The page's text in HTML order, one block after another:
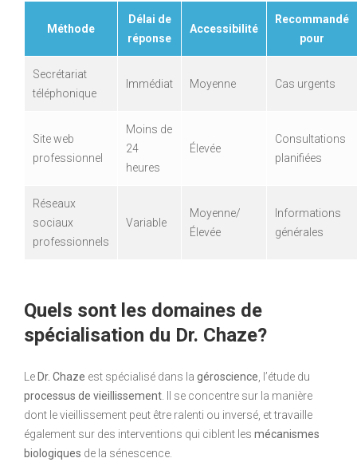
Méthode
Délai de
réponse
Accessibilité
Recommandé
pour
Secrétariat
téléphonique
Immédiat Moyenne Cas urgents
Site web
professionnel
Moins de
24
heures
Élevée
Consultations
planifiées
Réseaux
sociaux
professionnels
Variable
Moyenne/
Élevée
Informations
générales
Quels sont les domaines de
spécialisation du Dr. Chaze?
LeDr. Chaze est spécialisé dans la géroscience , l’étude du
processus de vieillissement . Il se concentre sur la manière
dont le vieillissement peut être ralenti ou inversé, et travaille
également sur des interventions qui ciblent les mécanismes
biologiques de la sénescence.